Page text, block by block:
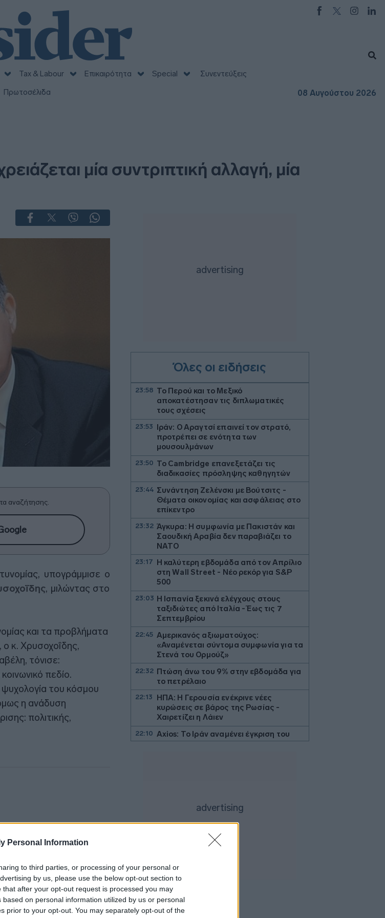
Personal Information
to third parties, or processing of your personal or
by us, please use the below opt-out section to
after your opt-out request is processed you may
on personal information utilized by us or personal
prior to your opt-out. You may separately opt-out of the
Tax & Labour Επικαιρότητα Special
Συνεντεύξεις
Πρωτοσέλιδα
08 Αυγούστου 2026
μία συντριπτική αλλαγή, μία
αναζήτησης.
υπογράμμισε ο
, μιλώντας στο
και τα προβλήματα
ο κ. Χρυσοχοΐδης,
τόνισε:
πεδίο.
του κόσμου
η ανάδυση
πολιτικής,
Όλες οι ειδήσεις
23:58 Το Περού και το Μεξικό
αποκατέστησαν τις διπλωματικές
τους σχέσεις
23:53 Ιράν: Ο Αραγτσί επαινεί τον στρατό,
προτρέπει σε ενότητα των
μουσουλμάνων
23:50 Το Cambridge επανεξετάζει τις
διαδικασίες πρόσληψης καθηγητών
23:44 Συνάντηση Ζελένσκι με Βούτσιτς -
Θέματα οικονομίας και ασφάλειας στο
επίκεντρο
23:32 Άγκυρα: Η συμφωνία με Πακιστάν και
Σαουδική Αραβία δεν παραβιάζει το
ΝΑΤΟ
23:17 Η καλύτερη εβδομάδα από τον Απρίλιο
στη Wall Street - Νέο ρεκόρ για S&P
500
23:03 Η Ισπανία ξεκινά ελέγχους στους
ταξιδιώτες από Ιταλία - Έως τις 7
Σεπτεμβρίου
22:45 Αμερικανός αξιωματούχος:
«Αναμένεται σύντομα συμφωνία για τα
Στενά του Ορμούζ»
22:32 Πτώση άνω του 9% στην εβδομάδα για
το πετρέλαιο
22:13
ΗΠΑ: Η Γερουσία ενέκρινε νέες
κυρώσεις σε βάρος της Ρωσίας -
Χαιρετίζει η Λάιεν
22:10 Axios: Το Ιράν αναμένει έγκριση του
Συμβουλίου Ασφαλείας για τη
21:46 ΔΕΘ - HELEXPO: Αναρτήθηκε ο
διαγωνισμός για την ανάπλαση των
204,6 εκατ. ευρώ
οικονομική ανάλυση με πολιτική
προπαγάνδα»
21:27
Υπ. Παιδείας: 3,35 εκατ. ευρώ στο
Πανεπιστήμιο Κρήτης για το
στεγαστικό επίδομα των φοιτητών